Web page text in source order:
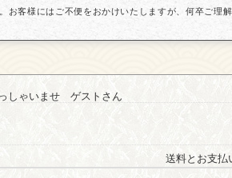
お客様にはご不便をおかけいたしますが、何卒ご理
しゃいませ ゲストさん
送料とお支払